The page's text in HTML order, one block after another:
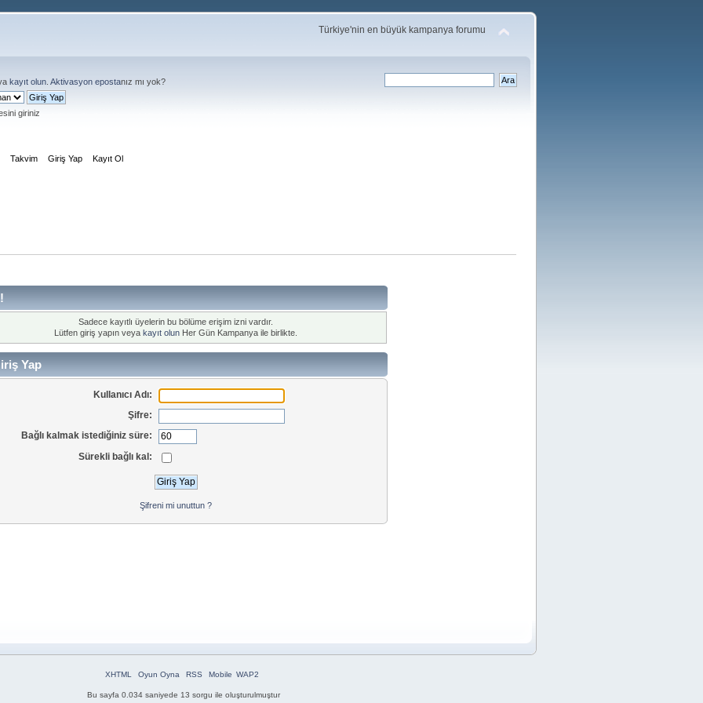
Türkiye'nin en büyük kampanya forumu
kayıt olun Aktivasyon epostanız mı yok?
giriniz
Takvim Giriş Yap Kayıt Ol
Sadece kayıtlı üyelerin bu bölüme erişim izni vardır.
Lütfen giriş yapın veya kayıt olun Her Gün Kampanya ile birlikte.
Yap
Kullanıcı Adı:
Şifre:
Bağlı kalmak istediğiniz süre:
Sürekli bağlı kal:
Şifreni mi unuttun ?
XHTML Oyun Oyna RSS Mobile WAP2
Bu sayfa 0.034 saniyede 13 sorgu ile oluşturulmuştur